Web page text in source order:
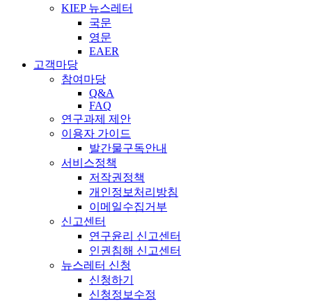
KIEP 뉴스레터
국문
영문
EAER
고객마당
참여마당
Q&A
FAQ
연구과제 제안
이용자 가이드
발간물구독안내
서비스정책
저작권정책
개인정보처리방침
이메일수집거부
신고센터
연구윤리 신고센터
인권침해 신고센터
뉴스레터 신청
신청하기
신청정보수정